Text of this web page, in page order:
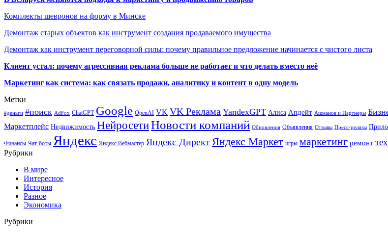
Комплекты шевронов на форму в Минске
Демонтаж старых объектов как инструмент создания продаваемого имущества
Демонтаж как инструмент переговорной силы: почему правильное предложение начинается с чистого листа
Клиент устал: почему агрессивная реклама больше не работает и что делать вместо неё
Маркетинг как система: как связать продажи, аналитику и контент в одну модель
Метки
#деньги #поиск AdFox ChatGPT Google OpenAI VK VK Реклама YandexGPT Алиса Апдейт Ашманов и Партнеры
Маркетплейс Недвижимость НейросетиНовости компаний Обновления Объявления Отзывы Пресс-релизы
Финансы Чат-боты Яндекс Яндекс.Вебмастер Яндекс ДиректЯндекс Маркет игры маркетинг ремонт
Рубрики
В мире
Интересное
История
Разное
Экономика
Рубрики